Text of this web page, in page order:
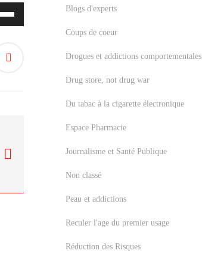
Blogs d'experts
Coups de coeur
Drogues et addictions comportementales
Drug store, not drug war
Du tabac à la cigarette électronique
Espace Pharmacie
Journalisme et Santé Publique
Non classé
Peau et addictions
Reculer l'age du premier usage
Réduction des Risques